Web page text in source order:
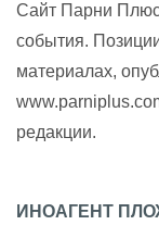
Сайт Парни Плюс
события.
материалах,
редакции.
ИНОАГЕНТ